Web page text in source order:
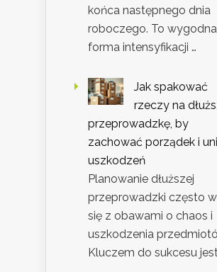
końca następnego dnia
roboczego. To wygodna
forma intensyfikacji …
Jak spakować
rzeczy na
przeprowadzkę, by
zachować porządek i
uszkodzeń
Planowanie dłuższej
przeprowadzki często
się z obawami o chaos i
uszkodzenia
Kluczem do sukcesu